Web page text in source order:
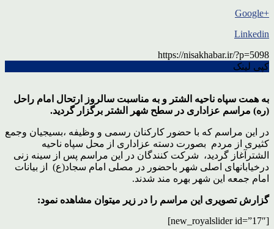
+Google
Linkedin
https://nisakhabar.ir/?p=5098
کپی لینک
به همت سپاه ناحیه الشتر و به مناسبت سالروز ارتحال امام راحل
(ره) مراسم عزاداری در سطح شهر الشتر برگزار گردید.
در این مراسم که با حضور کارکنان رسمی و وظیفه ،بسیجیان وجمع
کثیری از مردم بصورت دسته عزاداری از محل سپاه ناحیه
الشترآغاز گردید، شرکت کنندگان در این مراسم پس از سینه زنی
درخیابانهای اصلی شهر باحضور در مصلی امام سجاد(ع) از بیانات
امام جمعه این شهر بهره مند شدند.
گزارش تصویری این مراسم را در زیر میتوان مشاهده نمود:
[new_royalslider id=”17″]